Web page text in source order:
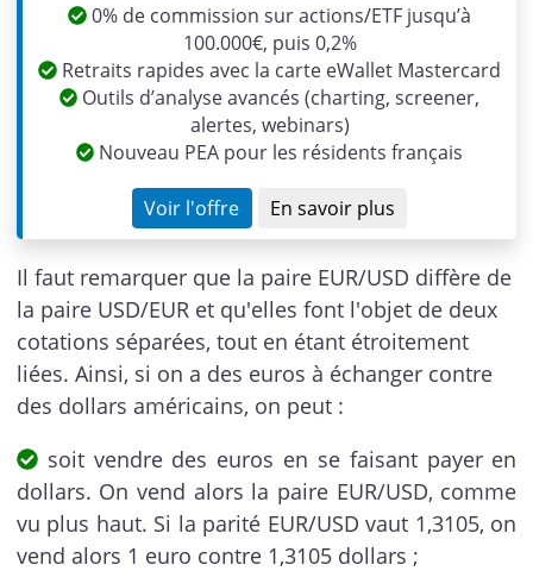
0% de commission sur actions/ETF jusqu’à
100.000€, puis 0,2%
Retraits rapides avec la carte eWallet Mastercard
Outils d’analyse avancés (charting, screener,
alertes, webinars)
Nouveau PEA pour les résidents français
Voir l'offre En savoir plus
Il faut remarquer que la paire EUR/USD diffère de
la paire USD/EUR et qu'elles font l'objet de deux
cotations séparées, tout en étant étroitement
liées. Ainsi, si on a des euros à échanger contre
des dollars américains, on peut :
soit vendre des euros en se faisant payer en
dollars. On vend alors la paire EUR/USD, comme
vu plus haut. Si la parité EUR/USD vaut 1,3105, on
vend alors 1 euro contre 1,3105 dollars ;